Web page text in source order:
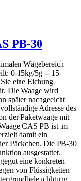
PB-30
Wägebereich
0-15kg/5g -- 15-
eine Eichung
Die Waage wird
später nachgeeicht
Adresse des
der Paketwaage mit
CAS PB ist im
damit ein
Päckchen. Die PB-30
ausgestattet.
eine konkreten
von Flüssigkeiten